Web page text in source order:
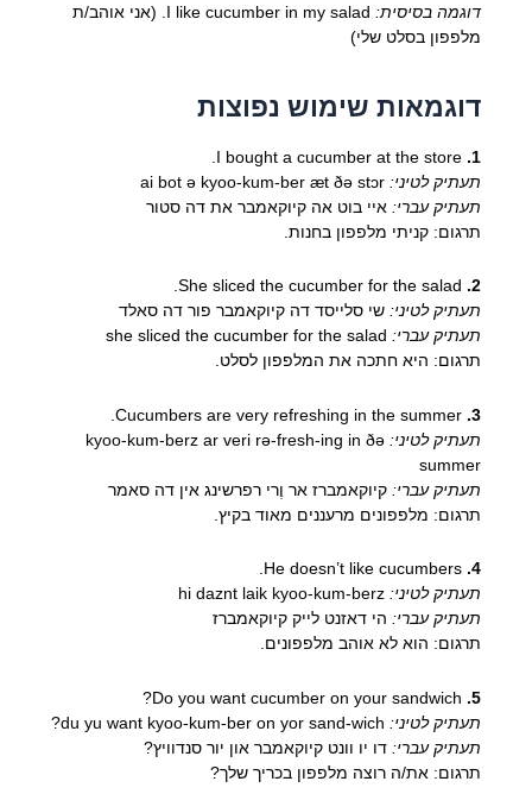
דוגמה בסיסית:
I like cucumber in my salad. (אני אוהב/ת
מלפפון בסלט שלי)
דוגמאות שימוש נפוצות
1.
תעתיק לטיני:
תעתיק עברי: איי בוט אה קיוקאמבר את דה סטור
תרגום: קניתי מלפפון בחנות.
2.
תעתיק לטיני:שי סלייסד דה קיוקאמבר פור דה סאלד
תעתיק עברי:she sliced the cucumber for the salad
תרגום: היא חתכה את המלפפון לסלט.
3.
תעתיק לטיני: kyoo-kum-berz ar veri rə-fresh-ing in ðə
summer
תעתיק עברי: קיוקאמברז אר וֶרי רפרשינג אין דה סאמר
תרגום: מלפפונים מרעננים מאוד בקיץ.
4.
תעתיק לטיני:hi daznt laik kyoo-kum-berz
תעתיק עברי:הי דאזנט לייק קיוקאמברז
תרגום: הוא לא אוהב מלפפונים.
5.
תעתיק לטיני:
תעתיק עברי: דו יו וונט קיוקאמבר און יור סנדוויץ?
תרגום: את/ה רוצה מלפפון בכריך שלך?